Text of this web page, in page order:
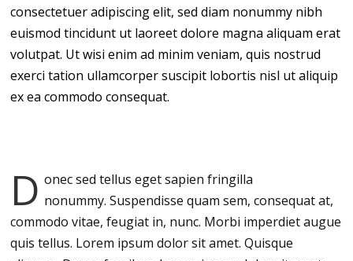
consectetuer adipiscing elit, sed diam nonummy nibh
euismod tincidunt ut laoreet dolore magna aliquam erat
volutpat. Ut wisi enim ad minim veniam, quis nostrud
exerci tation ullamcorper suscipit lobortis nisl ut aliquip
ex ea commodo consequat.
D onec sed tellus eget sapien fringilla
nonummy.Suspendisse quam sem, consequat at,
commodo vitae, feugiat in, nunc. Morbi imperdiet augue
quis tellus. Lorem ipsum dolor sit amet. Quisque